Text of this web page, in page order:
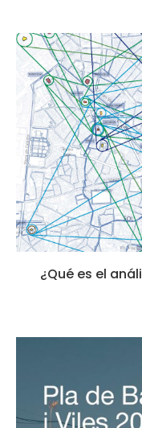
¿Qué es el